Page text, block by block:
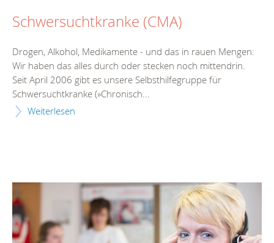
Schwersuchtkranke (CMA)
Drogen, Alkohol, Medikamente - und das in rauen Mengen:
Wir haben das alles durch oder stecken noch mittendrin.
Seit April 2006 gibt es unsere Selbsthilfegruppe für
Schwersuchtkranke (»Chronisch...
Weiterlesen